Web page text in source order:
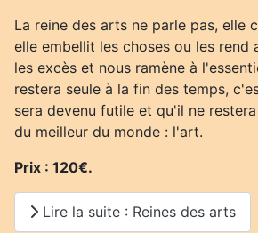
La reine des arts ne parle pas, elle
elle embellit les choses ou les rend
les excès et nous ramène à
restera seule à la fin des temps,
sera devenu futile et qu'il ne
du meilleur du monde : l'art.
Prix : 120€.
Lire la suite : Reines des arts